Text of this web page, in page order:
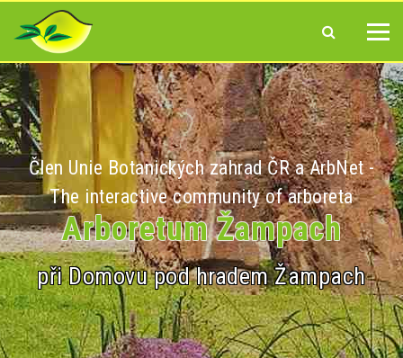
Člen Unie Botanických zahrad ČR a ArbNet -
The interactive community of arboreta
Arboretum Žampach
při Domovu pod hradem Žampach